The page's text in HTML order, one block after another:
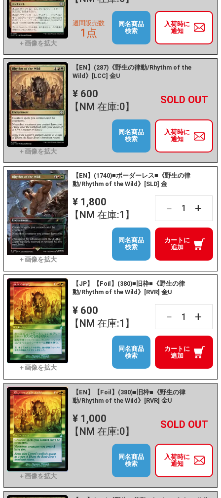
入荷時に
通知
週間販売数
1点
同名商品
検索
【EN】(287)《野生の律動/Rhythm of the
Wild》[LCC] 金U
¥ 600
【NM 在庫:0】
－ +
入荷時に
通知
同名商品
検索
【EN】(1740)■ボーダーレス■《野生の律
動/Rhythm of the Wild》[SLD] 金
¥ 1,800
【NM 在庫:1】
－ +
カートに
追加
同名商品
検索
【JP】【Foil】(380)■旧枠■《野生の律
動/Rhythm of the Wild》[RVR] 金U
¥ 600
【NM 在庫:1】
－ +
カートに
追加
同名商品
検索
【EN】【Foil】(380)■旧枠■《野生の律
動/Rhythm of the Wild》[RVR] 金U
¥ 1,000
【NM 在庫:0】
－ +
入荷時に
通知
同名商品
検索